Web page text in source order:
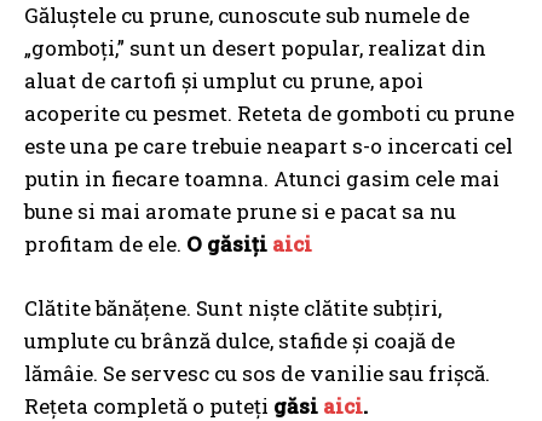
Găluștele cu prune, cunoscute sub numele de
„gomboți,” sunt un desert popular, realizat din
aluat de cartofi și umplut cu prune, apoi
acoperite cu pesmet. Reteta de gomboti cu prune
este una pe care trebuie neapart s-o incercati cel
putin in fiecare toamna. Atunci gasim cele mai
bune si mai aromate prune si e pacat sa nu
profitam de ele. O găsiți aici
Clătite bănățene. Sunt niște clătite subțiri,
umplute cu brânză dulce, stafide și coajă de
lămâie. Se servesc cu sos de vanilie sau frișcă.
Rețeta completă o puteți găsi aici.